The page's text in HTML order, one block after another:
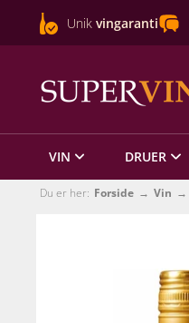
Unik vingaranti
VIN DRUER
Du er her: Forside Vin